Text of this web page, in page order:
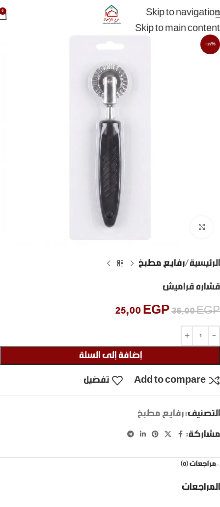
Skip to navigation
Skip to main content
0
-29%
الرئيسية رفايع مطبخ
قشاره قراميش
35,00EGP
25,00 EGP
إضافة إلى السلة
Add to compare تفضيل
التصنيف:رفايع مطبخ
مشاركة:
مراجعات (0)
المراجعات